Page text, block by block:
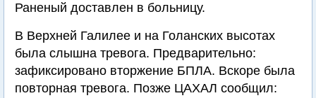
Раненый доставлен в больницу.
В Верхней Галилее и на Голанских высотах
была слышна тревога. Предварительно:
зафиксировано вторжение БПЛА. Вскоре была
повторная тревога. Позже ЦАХАЛ сообщил: